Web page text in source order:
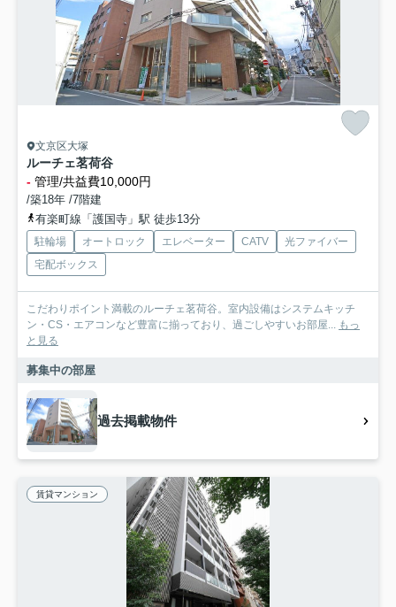
文京区大塚
ルーチェ茗荷谷
- 管理/共益費10,000円
/築18年 /7階建
有楽町線「護国寺」駅 徒歩13分
駐輪場 オートロック エレベーター CATV
光ファイバー
宅配ボックス
こだわりポイント満載のルーチェ茗荷谷。室内設備はシステムキッチ
ン・CS・エアコンなど豊富に揃っており、過ごしやすいお部屋... もっ
と見る
募集中の部屋
過去掲載物件
賃貸マンション